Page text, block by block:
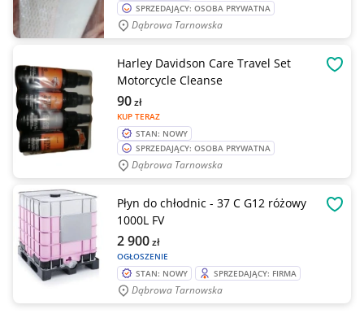
SPRZEDAJĄCY: OSOBA PRYWATNA
Dąbrowa Tarnowska
Harley Davidson Care Travel Set
Motorcycle Cleanse
KUP TERAZ
90zł
STAN: NOWY
SPRZEDAJĄCY: OSOBA PRYWATNA
Dąbrowa Tarnowska
Płyn do chłodnic - 37 C G12 różowy
1000L FV
OGŁOSZENIE
2 900zł
STAN: NOWY SPRZEDAJĄCY: FIRMA
Dąbrowa Tarnowska